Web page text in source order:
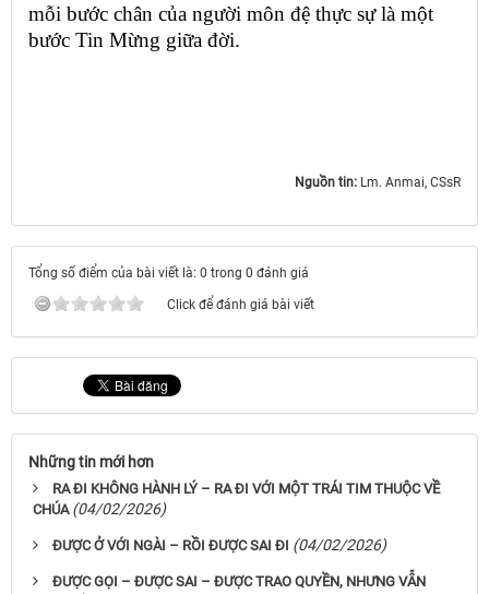
mỗi bước chân của người môn đệ thực sự là một
bước Tin Mừng giữa đời.
Nguồn tin: Lm. Anmai, CSsR
Tổng số điểm của bài viết là: 0 trong 0 đánh giá
Click để đánh giá bài viết
Những tin mới hơn
RA ĐI KHÔNG HÀNH LÝ – RA ĐI VỚI MỘT TRÁI TIM THUỘC VỀ
CHÚA (04/02/2026)
ĐƯỢC Ở VỚI NGÀI – RỒI ĐƯỢC SAI ĐI (04/02/2026)
ĐƯỢC GỌI – ĐƯỢC SAI – ĐƯỢC TRAO QUYỀN, NHƯNG VẪN